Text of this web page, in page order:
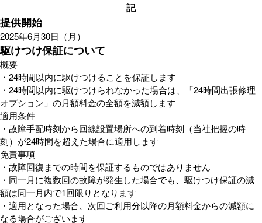
記
提供開始
2025年6月30日（月）
駆けつけ保証について
概要
・24時間以内に駆けつけることを保証します
・24時間以内に駆けつけられなかった場合は、「24時間出張修理
オプション」の月額料金の全額を減額します
適用条件
・故障手配時刻から回線設置場所への到着時刻（当社把握の時
刻）が24時間を超えた場合に適用します
免責事項
・故障回復までの時間を保証するものではありません
・同一月に複数回の故障が発生した場合でも、駆けつけ保証の減
額は同一月内で1回限りとなります
・適用となった場合、次回ご利用分以降の月額料金からの減額に
なる場合がございます